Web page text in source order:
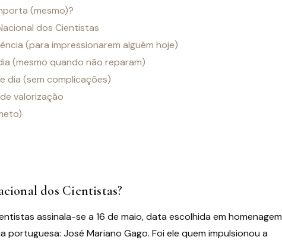
(mesmo)?
dos Cientistas
(para impressionarem alguém hoje)
(mesmo quando não reparam)
dia (sem complicações)
valorização
dos Cientistas?
assinala-se a 16 de maio, data escolhida em homenagem
portuguesa: José Mariano Gago. Foi ele quem impulsionou a